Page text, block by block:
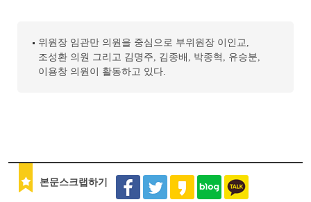
위원장 임관만 의원을 중심으로 부위원장 이인교,
조성환 의원 그리고 김명주, 김종배, 박종혁, 유승분,
이용창 의원이 활동하고 있다.
본문스크랩하기